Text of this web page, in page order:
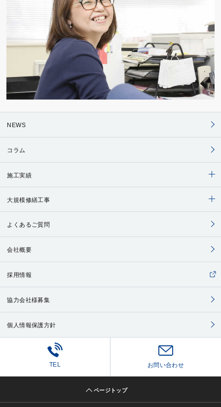
NEWS
コラム
施工実績
大規模修繕工事
よくあるご質問
会社概要
採用情報
協力会社様募集
個人情報保護方針
TEL お問い合わせ
ページトップ